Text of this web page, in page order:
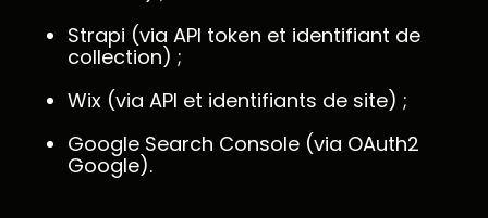
Strapi (via API token et identifiant de
collection) ;
Wix (via API et identifiants de site) ;
Google Search Console (via OAuth2
Google).